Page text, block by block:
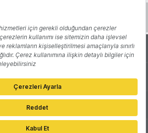
Yazarlar
Reklam